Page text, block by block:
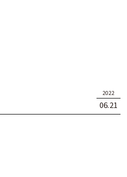
2022
06.21